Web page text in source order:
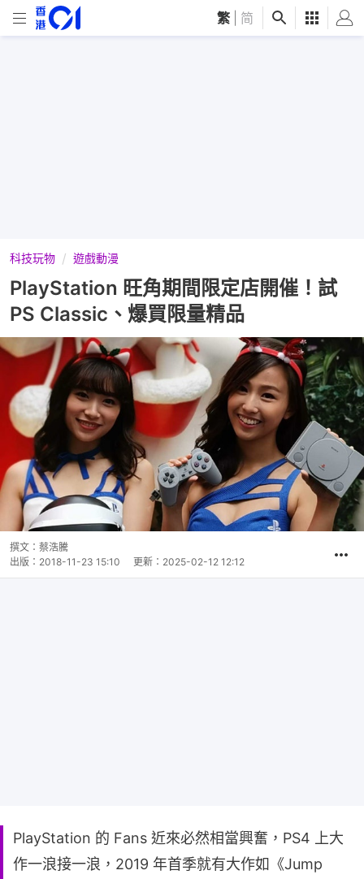
繁 简
科技玩物 遊戲動漫
PlayStation 旺角期間限定店開催！試
PS Classic、爆買限量精品
撰文： 蔡浩騰
出版： 2018-11-23 15:10 更新： 2025-02-12 12:12
PlayStation 的 Fans 近來必然相當興奮，PS4 上大
作一浪接一浪，2019 年首季就有大作如《Jump